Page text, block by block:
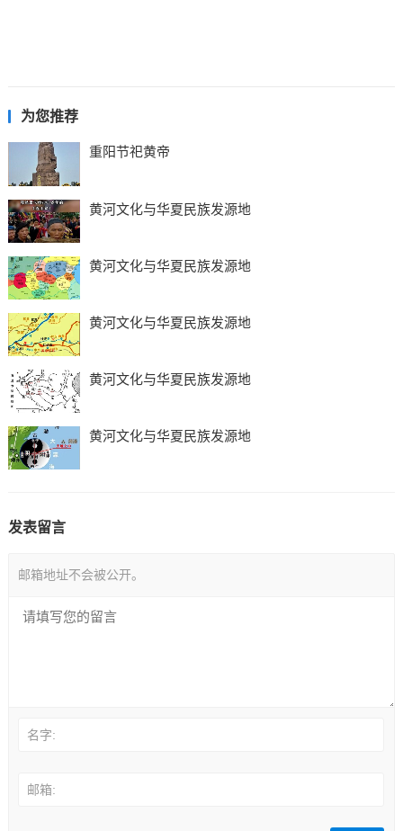
为您推荐
重阳节祀黄帝
黄河文化与华夏民族发源地
黄河文化与华夏民族发源地
黄河文化与华夏民族发源地
黄河文化与华夏民族发源地
黄河文化与华夏民族发源地
发表留言
邮箱地址不会被公开。
名字:
邮箱: